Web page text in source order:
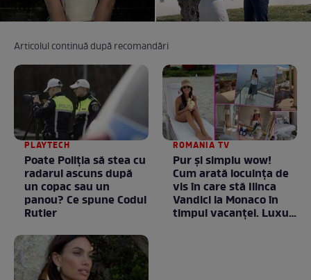
Articolul continuă după recomandări
PLAYTECH
Poate Poliția să stea cu
radarul ascuns după
un copac sau un
panou? Ce spune Codul
Rutier
ROMANIA TV
Pur și simplu wow!
Cum arată locuința de
vis în care stă Ilinca
Vandici la Monaco în
timpul vacanței. Luxul